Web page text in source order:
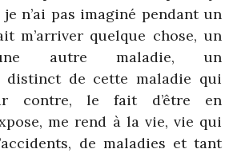
n’ai pas imaginé pendant un
m’arriver quelque chose, un
autre maladie, un
distinct de cette maladie qui
contre, le fait d’être en
me rend à la vie, vie qui
de maladies et tant